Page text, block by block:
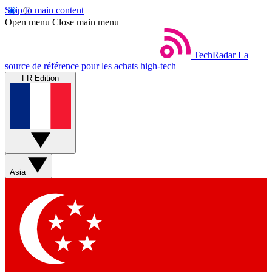
Skip to main content
Open menu Close main menu
TechRadar La
source de référence pour les achats high-tech
FR Edition
Asia